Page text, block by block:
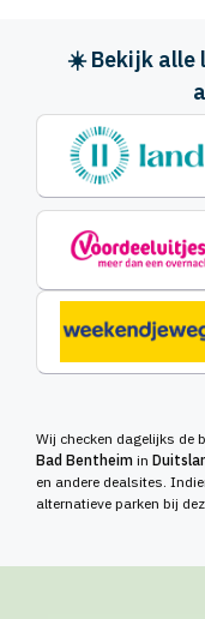
☀️ Bekijk alle
Wij checken dagelijks de
Bad Bentheim in
en andere dealsites.
alternatieve parken bij